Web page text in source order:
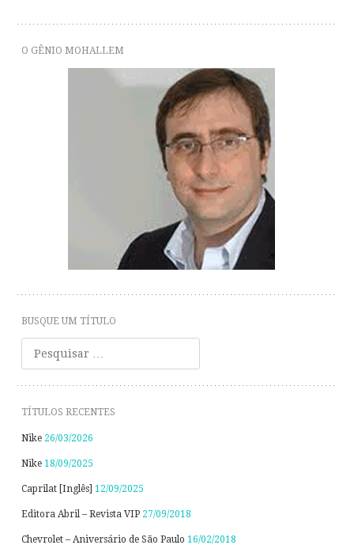
O GÊNIO MOHALLEM
BUSQUE UM TÍTULO
Pesquisar
TÍTULOS RECENTES
Nike 26/03/2026
Nike 18/09/2025
Caprilat [Inglês] 12/09/2025
Editora Abril – Revista VIP 27/09/2018
Chevrolet – Aniversário de São Paulo 16/02/2018